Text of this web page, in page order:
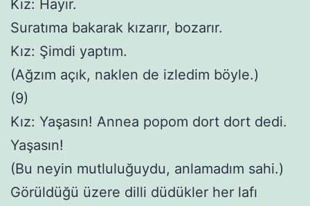
Kız: Hayır.
Suratıma bakarak kızarır, bozarır.
Kız: Şimdi yaptım.
(Ağzım açık, naklen de izledim böyle.)
(9)
Kız: Yaşasın! Annea popom dort dort dedi.
Yaşasın!
(Bu neyin mutluluğuydu, anlamadım sahi.)
Görüldüğü üzere dilli düdükler her lafı